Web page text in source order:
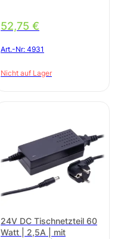
52,75 €
Art.-Nr: 4931
Nicht auf Lager
24V DC Tischnetzteil 60
Watt | 2,5A | mit